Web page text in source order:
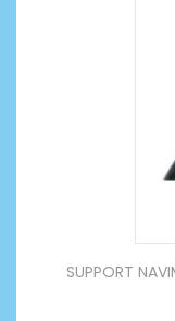
SUPPORT